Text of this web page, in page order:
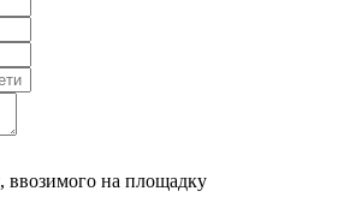
ввозимого на площадку